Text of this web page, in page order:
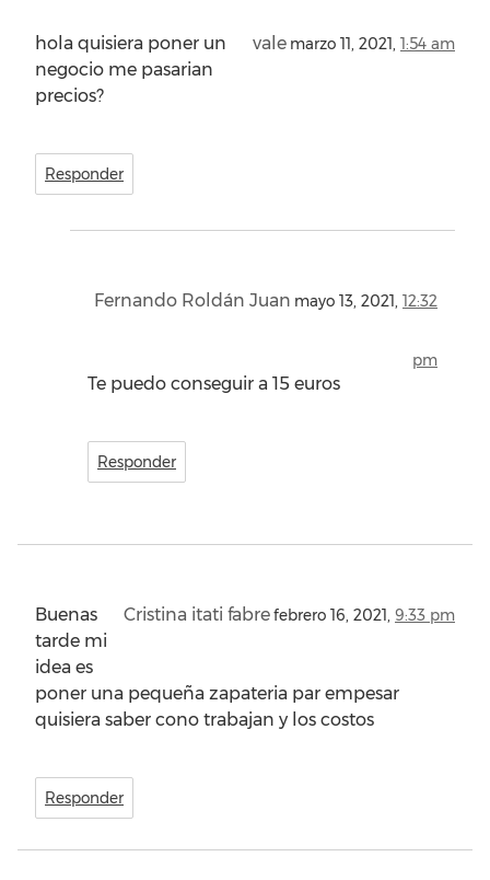
vale marzo 11, 2021, 1:54 am
hola quisiera poner un
negocio me pasarian
precios?
Responder
Fernando Roldán Juan mayo 13, 2021, 12:32
pm
Te puedo conseguir a 15 euros
Responder
Cristina itati fabrefebrero 16, 2021, 9:33 pm
Buenas
tarde mi
idea es
poner una pequeña zapateria par empesar
quisiera saber cono trabajan y los costos
Responder